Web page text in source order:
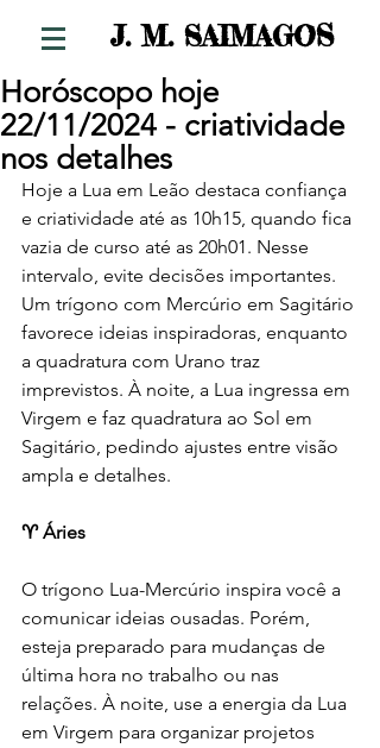
J. M. SAIMAGOS
Horóscopo hoje
22/11/2024 - criatividade
nos detalhes
Hoje a Lua em Leão destaca confiança
e criatividade até as 10h15, quando fica
vazia de curso até as 20h01. Nesse
intervalo, evite decisões importantes.
Um trígono com Mercúrio em Sagitário
favorece ideias inspiradoras, enquanto
a quadratura com Urano traz
imprevistos. À noite, a Lua ingressa em
Virgem e faz quadratura ao Sol em
Sagitário, pedindo ajustes entre visão
ampla e detalhes.
♈ Áries
O trígono Lua-Mercúrio inspira você a
comunicar ideias ousadas. Porém,
esteja preparado para mudanças de
última hora no trabalho ou nas
relações. À noite, use a energia da Lua
em Virgem para organizar projetos